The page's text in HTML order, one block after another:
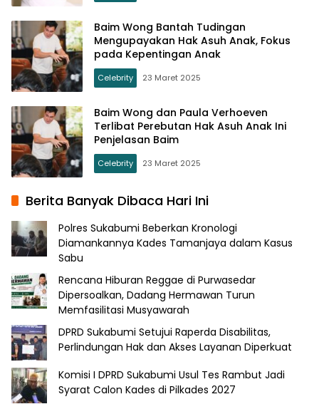
Baim Wong Bantah Tudingan
Mengupayakan Hak Asuh Anak, Fokus
pada Kepentingan Anak
Celebrity 23 Maret 2025
Baim Wong dan Paula Verhoeven
Terlibat Perebutan Hak Asuh Anak Ini
Penjelasan Baim
Celebrity 23 Maret 2025
Berita Banyak Dibaca Hari Ini
Polres Sukabumi Beberkan Kronologi
Diamankannya Kades Tamanjaya dalam Kasus
Sabu
Rencana Hiburan Reggae di Purwasedar
Dipersoalkan, Dadang Hermawan Turun
Memfasilitasi Musyawarah
DPRD Sukabumi Setujui Raperda Disabilitas,
Perlindungan Hak dan Akses Layanan Diperkuat
Komisi I DPRD Sukabumi Usul Tes Rambut Jadi
Syarat Calon Kades di Pilkades 2027